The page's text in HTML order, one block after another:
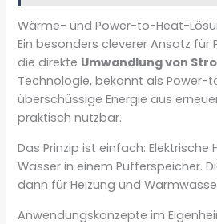
Wärme- und Power-to-Heat-
Ein besonders cleverer Ansatz für
die direkte Umwandlung von
Technologie, bekannt als Power-
überschüssige Energie aus
praktisch nutzbar.
Das Prinzip ist einfach: Elektrische
Wasser in einem Pufferspeicher.
dann für Heizung und
Anwendungskonzepte im